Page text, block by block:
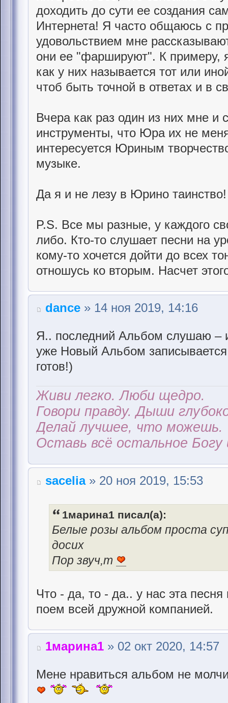
доходить до сути ее создания
Интернета! Я часто общаюсь с
удовольствием мне
они ее "фаршируют". К примеру,
как у них называется тот или
чтоб быть точной в ответах и в
Вчера как раз один из них мне и
инструменты, что Юра их не
интересуется Юриным
музыке.
Да я и не лезу в Юрино
P.S. Все мы разные, у каждого
либо. Кто-то слушает песни на
кому-то хочется дойти до всех
отношусь ко вторым. Насчет
dance » 14 ноя 2019, 14:16
Я.. последний Альбом слушаю –
уже Новый Альбом
готов!)
Живи легко. Люби щедро.
Говори правду. Дыши
Делай лучшее, что можешь.
Оставь всё остальное Богу
sacelia» 20 ноя 2019, 15:53
1марина1 писал(а):
Белые розы альбом проста
досих
Пор звуч,т
Что - да, то - да.. у нас эта
поем всей дружной компанией.
1марина1 » 02 окт 2020, 14:57
Мене нравиться альбом не